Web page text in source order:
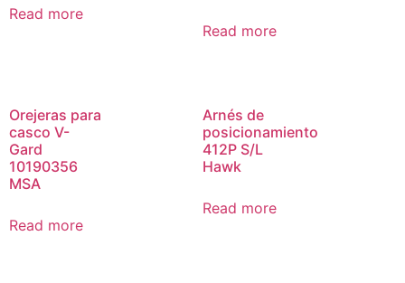
Read more
Read more
Orejeras para
casco V-
Gard
10190356
MSA
Read more
Arnés de
posicionamiento
412P S/L
Hawk
Read more